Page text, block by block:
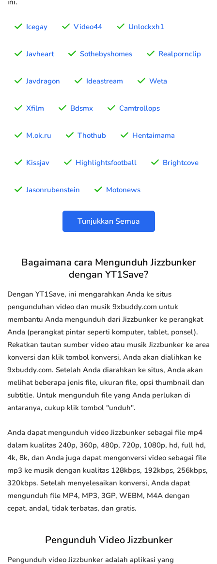
ini.
Icegay Video44 Unlockxh1
Javheart Sothebyshomes Realpornclip
Javdragon Ideastream Weta
Xfilm Bdsmx Camtrollops
M.ok.ru Thothub Hentaimama
Kissjav Highlightsfootball Brightcove
Jasonrubenstein Motonews
Tunjukkan Semua
Bagaimana cara Mengunduh Jizzbunker
dengan YT1Save?
Dengan YT1Save, ini mengarahkan Anda ke situs
pengunduhan video dan musik 9xbuddy.com untuk
membantu Anda mengunduh dari Jizzbunker ke perangkat
Anda (perangkat pintar seperti komputer, tablet, ponsel).
Rekatkan tautan sumber video atau musik Jizzbunker ke area
konversi dan klik tombol konversi, Anda akan dialihkan ke
9xbuddy.com. Setelah Anda diarahkan ke situs, Anda akan
melihat beberapa jenis file, ukuran file, opsi thumbnail dan
subtitle. Untuk mengunduh file yang Anda perlukan di
antaranya, cukup klik tombol "unduh".
Anda dapat mengunduh video Jizzbunker sebagai file mp4
dalam kualitas 240p, 360p, 480p, 720p, 1080p, hd, full hd,
4k, 8k, dan Anda juga dapat mengonversi video sebagai file
mp3 ke musik dengan kualitas 128kbps, 192kbps, 256kbps,
320kbps. Setelah menyelesaikan konversi, Anda dapat
mengunduh file MP4, MP3, 3GP, WEBM, M4A dengan
cepat, andal, tidak terbatas, dan gratis.
Pengunduh Video Jizzbunker
Pengunduh video Jizzbunker adalah aplikasi yang